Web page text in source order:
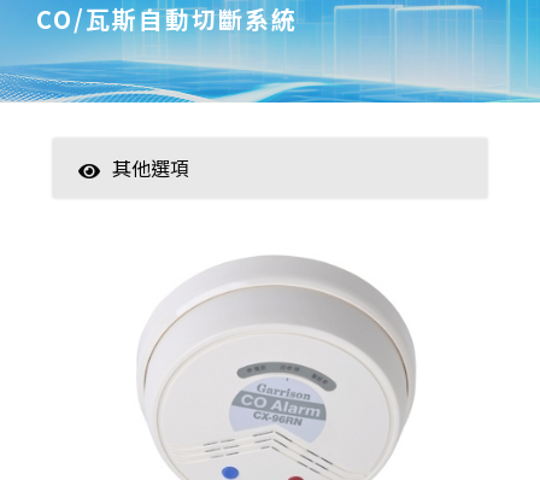
CO/瓦斯自動切斷系統
其他選項
數位監控(主機)
數位監控(攝影機)
類比700條攝影機
AHD 720P
NVR(主機)